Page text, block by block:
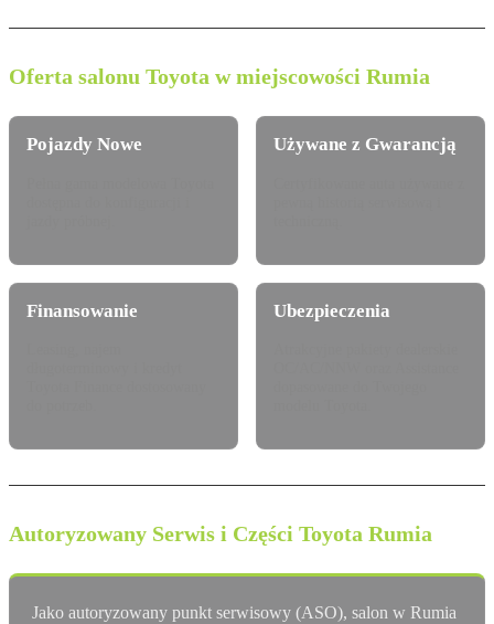
Oferta salonu Toyota w miejscowości Rumia
Pojazdy Nowe Używane z Gwarancją
Finansowanie Ubezpieczenia
Autoryzowany Serwis i Części Toyota Rumia
Jako autoryzowany punkt serwisowy (ASO), salon w Rumia